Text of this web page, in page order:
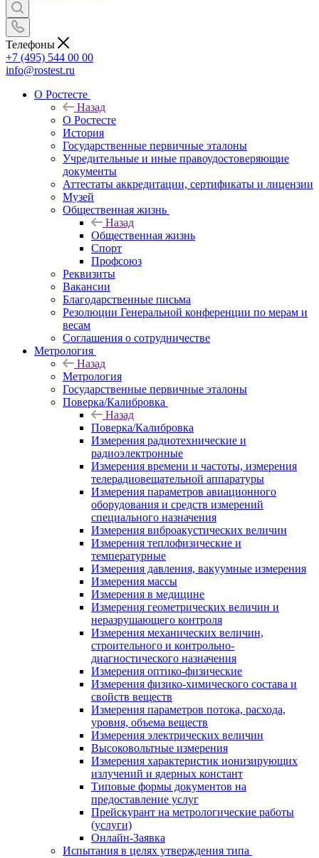
Телефоны
+7 (495) 544 00 00
info@rostest.ru
О Ростесте
Назад
О Ростесте
История
Государственные первичные эталоны
Учредительные и иные правоудостоверяющие
документы
Аттестаты аккредитации, сертификаты и лицензии
Музей
Общественная жизнь
Назад
Общественная жизнь
Спорт
Профсоюз
Реквизиты
Вакансии
Благодарственные письма
Резолюции Генеральной конференции по мерам и
весам
Соглашения о сотрудничестве
Метрология
Назад
Метрология
Государственные первичные эталоны
Поверка/Калибровка
Назад
Поверка/Калибровка
Измерения радиотехнические и
радиоэлектронные
Измерения времени и частоты, измерения
телерадиовещательной аппаратуры
Измерения параметров авиационного
оборудования и средств измерений
специального назначения
Измерения виброакустических величин
Измерения теплофизические и
температурные
Измерения давления, вакуумные измерения
Измерения массы
Измерения в медицине
Измерения геометрических величин и
неразрушающего контроля
Измерения механических величин,
строительного и контрольно-
диагностического назначения
Измерения оптико-физические
Измерения физико-химического состава и
свойств веществ
Измерения параметров потока, расхода,
уровня, объема веществ
Измерения электрических величин
Высоковольтные измерения
Измерения характеристик ионизирующих
излучений и ядерных констант
Типовые формы документов на
предоставление услуг
Прейскурант на метрологические работы
(услуги)
Онлайн-Заявка
Испытания в целях утверждения типа